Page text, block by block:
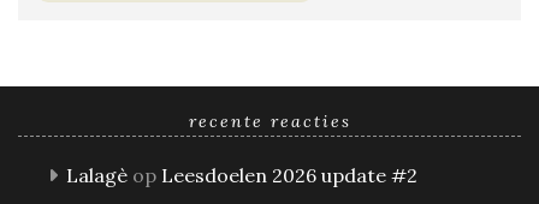
recente reacties
Lalagè op Leesdoelen 2026 update #2